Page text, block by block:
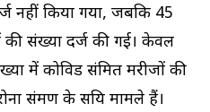
नहीं किया गया, जबकि 45
संख्‍या दर्ज की गई। केवल
में कोविड संक्रमित मरीजों की
संक्रमण के सक्रिय मामले हैं।